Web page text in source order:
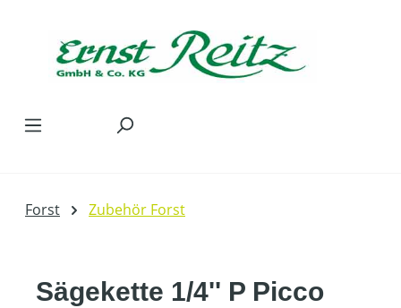
Forst Zubehör Forst
Sägekette 1/4'' P Picco